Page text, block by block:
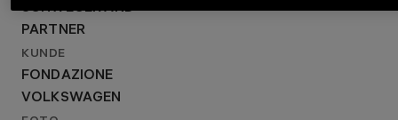
SCHWEGER AND
PARTNER
KUNDE
FONDAZIONE
VOLKSWAGEN